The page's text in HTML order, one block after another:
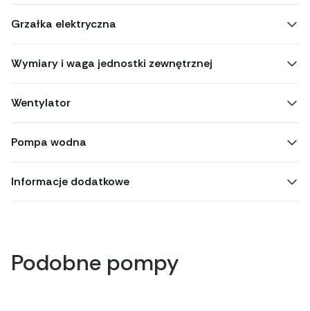
Grzałka elektryczna
Wymiary i waga jednostki zewnętrznej
Wentylator
Pompa wodna
Informacje dodatkowe
Podobne pompy